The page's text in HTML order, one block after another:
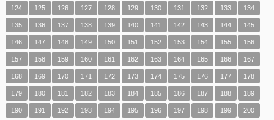
124 125 126 127 128 129 130 131 132 133 134
135 136 137 138 139 140 141 142 143 144 145
146 147 148 149 150 151 152 153 154 155 156
157 158 159 160 161 162 163 164 165 166 167
168 169 170 171 172 173 174 175 176 177 178
179 180 181 182 183 184 185 186 187 188 189
190 191 192 193 194 195 196 197 198 199 200